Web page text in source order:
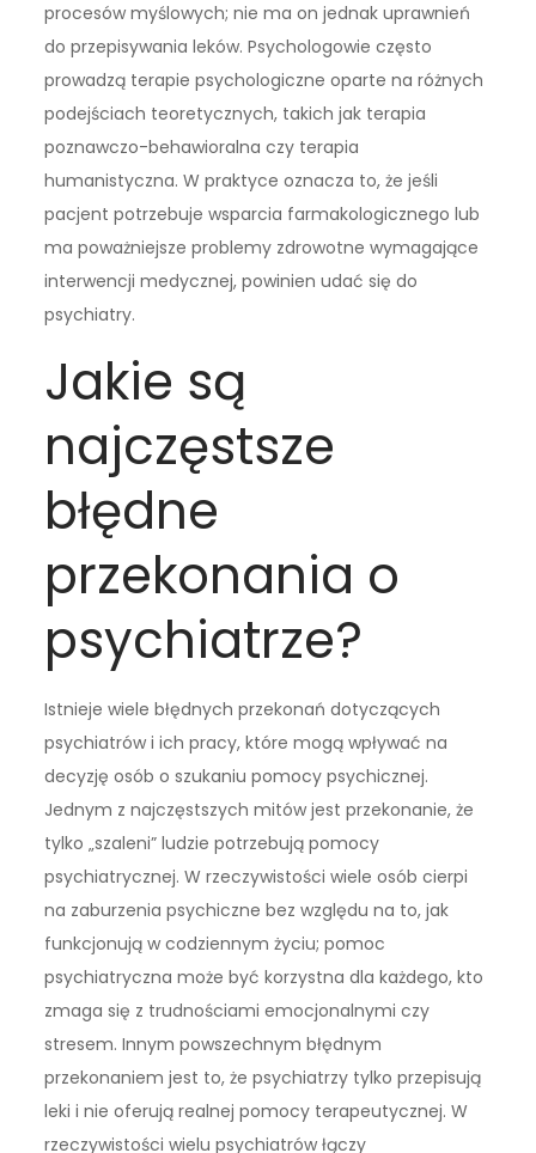
procesów myślowych; nie ma on jednak uprawnień
do przepisywania leków. Psychologowie często
prowadzą terapie psychologiczne oparte na różnych
podejściach teoretycznych, takich jak terapia
poznawczo-behawioralna czy terapia
humanistyczna. W praktyce oznacza to, że jeśli
pacjent potrzebuje wsparcia farmakologicznego lub
ma poważniejsze problemy zdrowotne wymagające
interwencji medycznej, powinien udać się do
psychiatry.
Jakie są
najczęstsze
błędne
przekonania o
psychiatrze?
Istnieje wiele błędnych przekonań dotyczących
psychiatrów i ich pracy, które mogą wpływać na
decyzję osób o szukaniu pomocy psychicznej.
Jednym z najczęstszych mitów jest przekonanie, że
tylko „szaleni” ludzie potrzebują pomocy
psychiatrycznej. W rzeczywistości wiele osób cierpi
na zaburzenia psychiczne bez względu na to, jak
funkcjonują w codziennym życiu; pomoc
psychiatryczna może być korzystna dla każdego, kto
zmaga się z trudnościami emocjonalnymi czy
stresem. Innym powszechnym błędnym
przekonaniem jest to, że psychiatrzy tylko przepisują
leki i nie oferują realnej pomocy terapeutycznej. W
rzeczywistości wielu psychiatrów łączy